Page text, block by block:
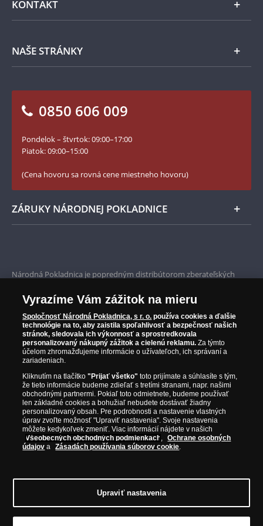
100. výročie vzniku Česko-Slovenska
Ochrana osobných údajov
Numizmatické novinky
KONTAKT
Napíšte nám
NAŠE STRÁNKY
Blog Pokladnica mincí
Facebook Národnej Pokladnice
YouTube Národnej Pokladnice
0850 606 009
Pondelok – štvrtok: 09:00–17:00
Piatok: 09:00–15:00
(Cena hovoru sa rovná cene miestneho hovoru)
ZÁRUKY NÁRODNEJ POKLADNICE
Iba originálne produkty
Národná Pokladnica je popredným distribútorom zberateľských
od roku 2010.
Národná Pokladnica je oficiálnym distribútorom numizmatických
emisií z viac ako 50 krajín, vrátane známych mincovní a emitentov
ako je Britská kráľovská mincovňa, Kráľovská kanadská mincovňa,
Parížska mincovňa, Nórska mincovňa, Fínska mincovňa alebo
Austrálska mincovňa Perth. Spoločnosť svojim zákazníkom a
zberateľom garantuje, že všetky produkty sú v originálnej a v
autentickosti.
Vyrazíme Vám zážitok na mieru
Spoločnosť Národná Pokladnica, s r. o. používa cookies a ďalšie
technológie na to, aby zaistila spoľahlivosť a bezpečnosť našich
stránok, sledovala ich výkonnosť a sprostredkovala
personalizovaný nákupný zážitok a cielenú reklamu. Za týmto
účelom zhromažďujeme informácie o užívateľoch, ich správaní a
zariadeniach.
Kliknutím na tlačítko"Prijať všetko" toto prijímate a súhlasíte s tým,
že tieto informácie budeme zdieľať s tretími stranami, napr. našimi
obchodnými partnermi. Pokiaľ toto odmietnete, budeme používať
len základné cookies a bohužiaľ nebudete dostávať žiadny
personalizovaný obsah. Pre podrobnosti a nastavenie vlastných
úprav zvoľte možnosť "Upraviť nastavenia". Svoje nastavenia
môžete kedykoľvek zmeniť. Viac informácií nájdete v našich
Všeobecných obchodných podmienkach ,
Ochrane osobných
údajov a Zásadách používania súborov cookie.
Upraviť nastavenia